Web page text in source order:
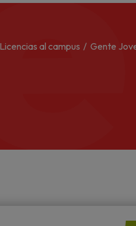
Licencias al campus Gente